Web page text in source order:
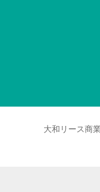
大和リース商